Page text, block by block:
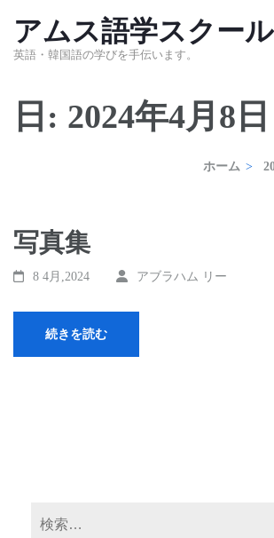
ン
キ
ッ
プ
(Enter
アムス語学スクール
英語・韓国語の学びを手伝います。
日: 2024年4月8日
ホーム >
写真集
8 4月,2024 アブラハム リー
続きを読む